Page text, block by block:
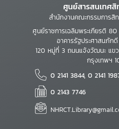
ศูนย์สารสนเทศ
สำนักงานคณะกรรมการสิ
ศูนย์ราชการเฉลิมพระเกียรติ
อาคารรัฐประศาสนภัก
120 หมู่ที่ 3 ถนนแจ้งวัฒนะ แข
กรุงเทพฯ
0 2141 3844, 0 2141
0 2143 7746